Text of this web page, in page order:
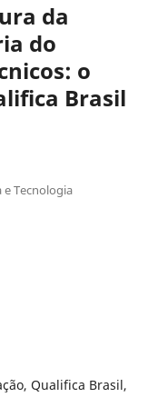
da
do
o
Brasil
Tecnologia
Qualifica Brasil,